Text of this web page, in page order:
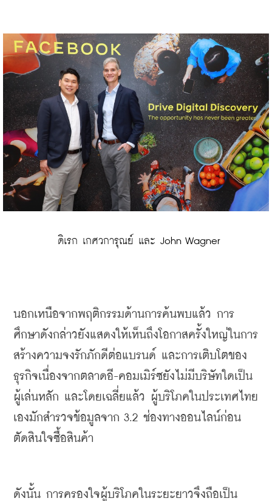
ดิเรก เกศวการุณย์ และ John Wagner
นอกเหนือจากพฤติกรรมด้านการค้นพบแล้ว การ
ศึกษาดังกล่าวยังแสดงให้เห็นถึงโอกาสครั้งใหญ่ในการ
สร้างความจงรักภักดีต่อแบรนด์ และการเติบโตของ
ธุรกิจเนื่องจากตลาดอี-คอมเมิร์ซยังไม่มีบริษัทใดเป็น
ผู้เล่นหลัก และโดยเฉลี่ยแล้ว
ผู้บริโภคในประเทศไทย
เองมักสำรวจข้อมูลจาก 3.2 ช่องทางออนไลน์ก่อน
ตัดสินใจซื้อสินค้า
ดังนั้น การครองใจผู้บริโภคในระยะยาวจึงถือเป็น